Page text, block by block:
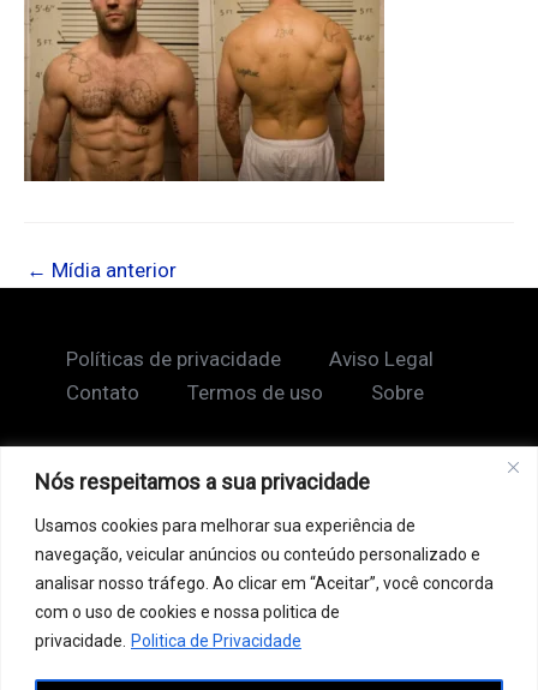
Nós respeitamos a sua privacidade
Usamos cookies para melhorar sua experiência de
navegação, veicular anúncios ou conteúdo personalizado e
analisar nosso tráfego. Ao clicar em “Aceitar”, você concorda
com o uso de cookies e nossa politica de
privacidade. Politica de Privacidade
← Mídia anterior
Políticas de privacidade
Aviso Legal
Contato
Termos de uso Sobre
Ao acessar este site, você concorda com nossos
Termos de Uso e Política de Privacidade. Este site
pode conter links patrocinados, incluindo do Google
AdSense, e links de afiliados. Podemos receber uma
comissão por vendas feitas através desses links. o